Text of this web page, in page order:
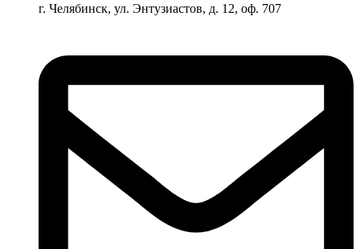
г. Челябинск, ул. Энтузиастов, д. 12, оф. 707